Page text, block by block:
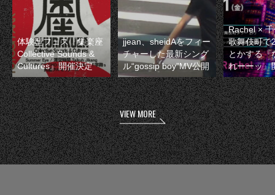
体験型フェス『集楽座
Collective Sounds &
Cultures』開催決定
jjean、sheidAをフィー
チャーした最新シング
ル“gossip boy”MV公開
Rachel ×
歌舞伎町で
とかする『
れーーッ』
VIEW MORE